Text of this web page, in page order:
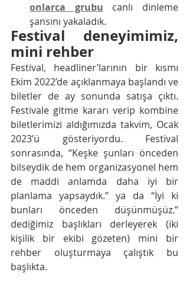
onlarca grubu canlı dinleme
şansını yakaladık.
Festival deneyimimiz,
mini rehber
Festival, headliner’larının bir kısmı
Ekim 2022’de açıklanmaya başlandı ve
biletler de ay sonunda satışa çıktı.
Festivale gitme kararı verip kombine
biletlerimizi aldığımızda takvim, Ocak
2023’ü gösteriyordu. Festival
sonrasında, “Keşke şunları önceden
bilseydik de hem organizasyonel hem
de maddi anlamda daha iyi bir
planlama yapsaydık.” ya da “İyi ki
bunları önceden düşünmüşüz.”
dediğimiz başlıkları derleyerek (iki
kişilik bir ekibi gözeten) mini bir
rehber oluşturmaya çalıştık bu
başlıkta.